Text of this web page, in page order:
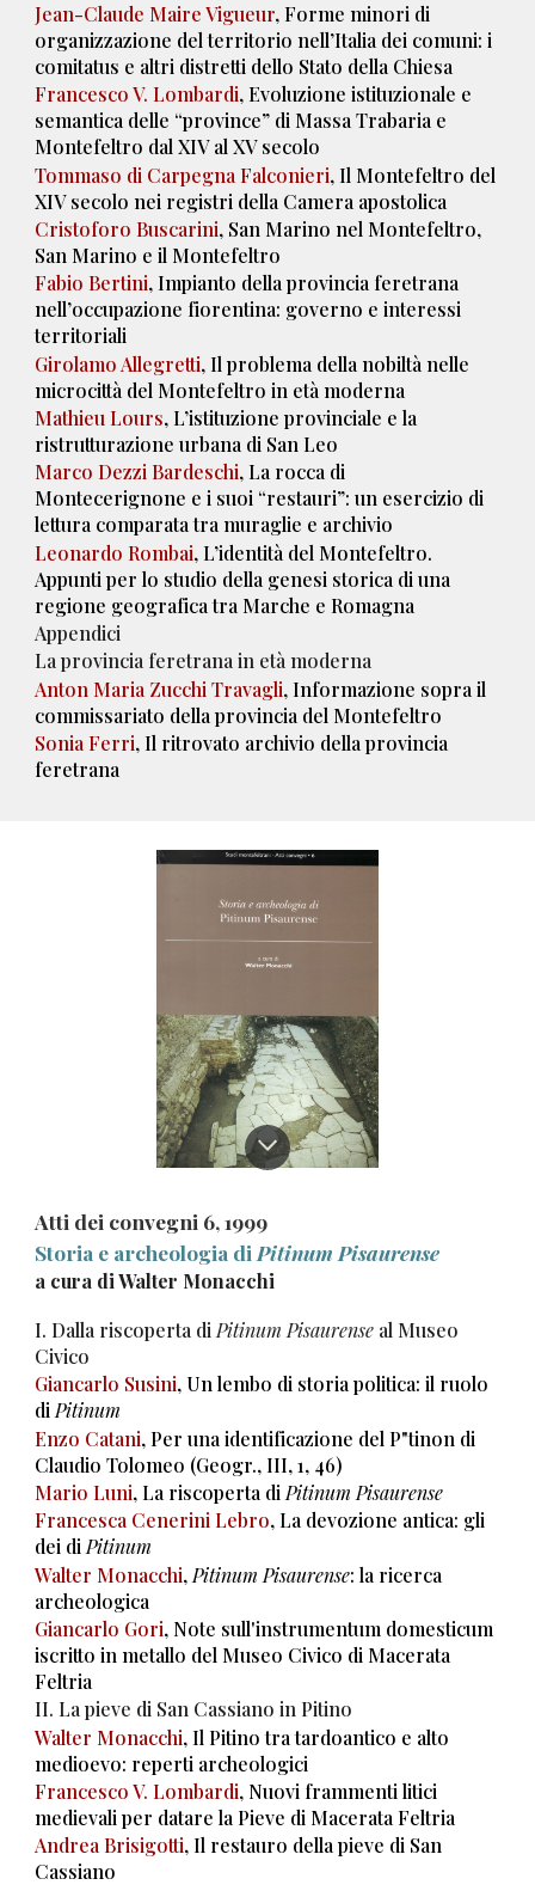
Jean-Claude Maire Vigueur, Forme minori di
organizzazione del territorio nell’Italia dei comuni: i
comitatus e altri distretti dello Stato della Chiesa
Francesco V. Lombardi, Evoluzione istituzionale e
semantica delle “province” di Massa Trabaria e
Montefeltro dal XIV al XV secolo
Tommaso di Carpegna Falconieri, Il Montefeltro del
XIV secolo nei registri della Camera apostolica
Cristoforo Buscarini, San Marino nel Montefeltro,
San Marino e il Montefeltro
Fabio Bertini, Impianto della provincia feretrana
nell’occupazione fiorentina: governo e interessi
territoriali
Girolamo Allegretti, Il problema della nobiltà nelle
microcittà del Montefeltro in età moderna
Mathieu Lours, L’istituzione provinciale e la
ristrutturazione urbana di San Leo
Marco Dezzi Bardeschi, La rocca di
Montecerignone e i suoi “restauri”: un esercizio di
lettura comparata tra muraglie e archivio
Leonardo Rombai, L’identità del Montefeltro.
Appunti per lo studio della genesi storica di una
regione geografica tra Marche e Romagna
Appendici
La provincia feretrana in età moderna
Anton Maria Zucchi Travagli, Informazione sopra il
commissariato della provincia del Montefeltro
Sonia Ferri, Il ritrovato archivio della provincia
feretrana
Atti dei convegni 6,1999
Storia e archeologia di Pitinum Pisaurense
a cura di Walter Monacchi
I. Dalla riscoperta di Pitinum Pisaurense al Museo
Civico
Giancarlo Susini, Un lembo di storia politica: il ruolo
diPitinum
Enzo Catani, Per una identificazione del P"tinon di
Claudio Tolomeo (Geogr., III, 1, 46)
Mario Luni, La riscoperta di Pitinum Pisaurense
Francesca Cenerini Lebro, La devozione antica: gli
dei diPitinum
Walter Monacchi, Pitinum Pisaurense: la ricerca
archeologica
Giancarlo Gori, Note sull'instrumentum domesticum
iscritto in metallo del Museo Civico di Macerata
Feltria
II. La pieve di San Cassiano in Pitino
Walter Monacchi, Il Pitino tra tardoantico e alto
medioevo: reperti archeologici
Francesco V. Lombardi, Nuovi frammenti litici
medievali per datare la Pieve di Macerata Feltria
Andrea Brisigotti, Il restauro della pieve di San
Cassiano